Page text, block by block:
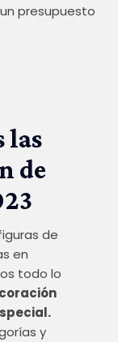
presupuesto
las
de
de
en
todo lo
y